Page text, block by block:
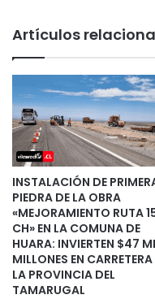
Artículos
INSTALACIÓN DE
PIEDRA DE LA OBRA
«MEJORAMIENTO RUTA
CH» EN LA COMUNA DE
HUARA: INVIERTEN $47
MILLONES EN CARRETERA
LA PROVINCIA DEL
TAMARUGAL